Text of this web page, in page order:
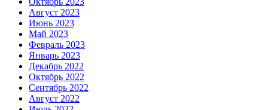
Август 2023
Июнь 2023
Май 2023
Февраль 2023
Январь 2023
Декабрь 2022
Октябрь 2022
Сентябрь 2022
Август 2022